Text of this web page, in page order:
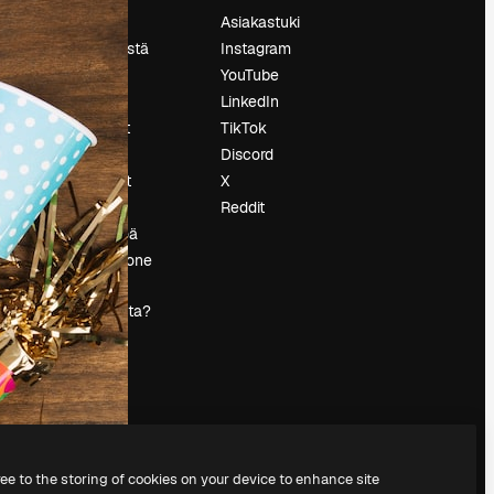
Hinnoittelu
Tietoja meistä
Reviews
Urat
Hakutrendit
Blogi
Tapahtumat
Slidesgo
Myy sisältöä
Lehdistöhuone
Etsitkö
magnific.ai:ta?
Asiakastuki
Instagram
YouTube
LinkedIn
TikTok
Discord
X
Reddit
to the storing of cookies on your device to enhance site